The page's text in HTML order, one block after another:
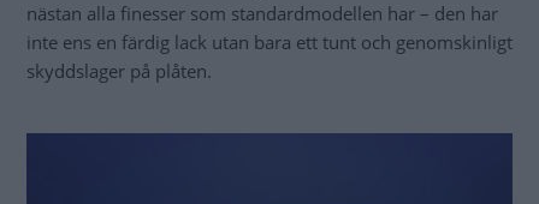
nästan alla finesser som standardmodellen har – den har
inte ens en färdig lack utan bara ett tunt och genomskinligt
skyddslager på plåten.